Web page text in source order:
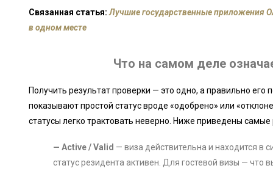
Связанная статья:Лучшие государственные приложения
в одном месте
Что на самом деле
Получить результат проверки — это одно, а правильно его
показывают простой статус вроде «одобрено» или
статусы легко трактовать неверно. Ниже приведены
— Active / Valid — виза действительна и находится в
статус резидента активен. Для гостевой визы — что